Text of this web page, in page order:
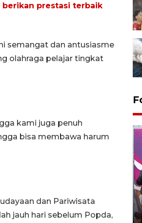
prestasi terbaik
semangat dan antusiasme
olahraga pelajar tingkat
kami juga penuh
bisa membawa harum
dan Pariwisata
jauh hari sebelum Popda,
Turnamen Sepak
Dini